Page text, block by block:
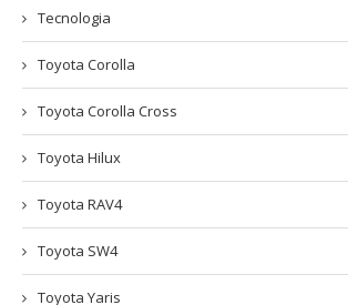
Tecnologia
Toyota Corolla
Toyota Corolla Cross
Toyota Hilux
Toyota RAV4
Toyota SW4
Toyota Yaris